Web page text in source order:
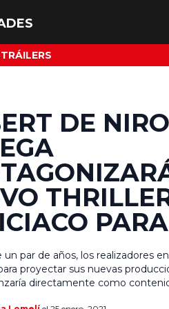
TRÁILERS
DE
un par de años, los realizadores
proyectar sus nuevas
directamente como